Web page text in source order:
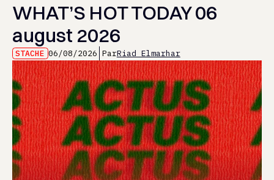
WHAT’S HOT TODAY 06
august 2026
STACHE 06/08/2026 ParRiad Elmarhar